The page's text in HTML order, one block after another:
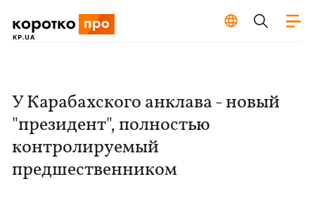
У Карабахского анклава - новый
"президент", полностью
контролируемый
предшественником